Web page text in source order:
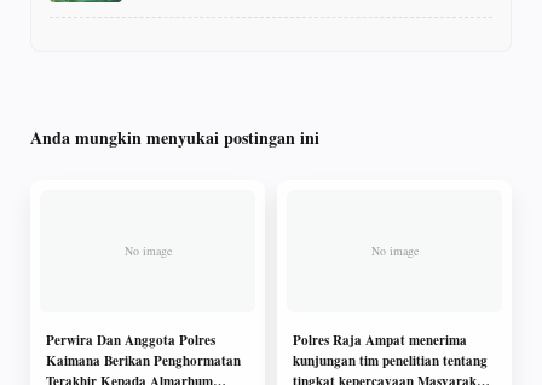
Anda mungkin menyukai postingan ini
Perwira Dan Anggota Polres
Kaimana Berikan Penghormatan
Polres Raja Ampat menerima
kunjungan tim penelitian tentang